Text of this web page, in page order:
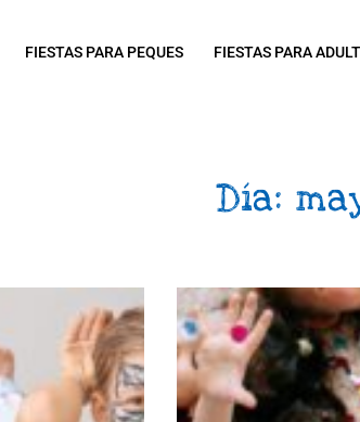
FIESTAS PARA PEQUES FIESTAS PARA
Día: